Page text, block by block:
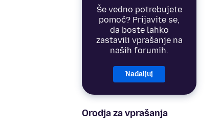
Še vedno potrebujete
pomoč? Prijavite se,
da boste lahko
zastavili vprašanje na
naših forumih.
Nadaljuj
Orodja za vprašanja